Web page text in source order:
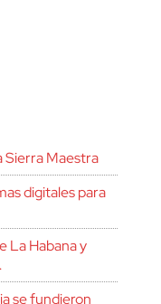
Sierra Maestra
digitales para
La Habana y
se fundieron